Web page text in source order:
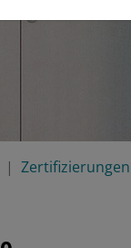
Zertifizierungen